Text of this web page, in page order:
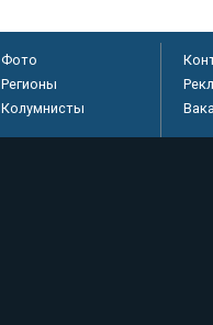
Фото
Регионы
Колумнисты